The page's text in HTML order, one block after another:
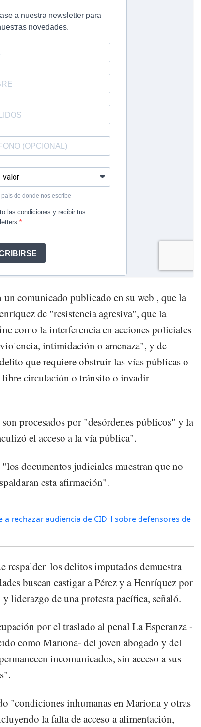
comunicado publicado en su web , que la
de "resistencia agresiva", que la
como la interferencia en acciones policiales
intimidación o amenaza", y de
que requiere obstruir las vías públicas o
libre circulación o tránsito o invadir
procesados por "desórdenes públicos" y la
el acceso a la vía pública".
documentos judiciales muestran que no
esta afirmación".
a rechazar audiencia de CIDH sobre defensores de
respalden los delitos imputados demuestra
buscan castigar a Pérez y a Henríquez por
liderazgo de una protesta pacífica, señaló.
por el traslado al penal La Esperanza -
como Mariona- del joven abogado y del
incomunicados, sin acceso a sus
"condiciones inhumanas en Mariona y otras
la falta de acceso a alimentación,